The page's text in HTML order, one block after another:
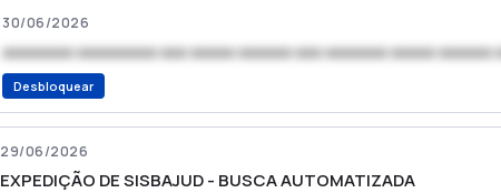
30/06/2026
xxxxxxxx xxxxxxxxx xxx xxxxx xxxxxx xxx xxxxxxx xxxxx xxxxxx
Desbloquear
29/06/2026
EXPEDIÇÃO DE SISBAJUD - BUSCA AUTOMATIZADA